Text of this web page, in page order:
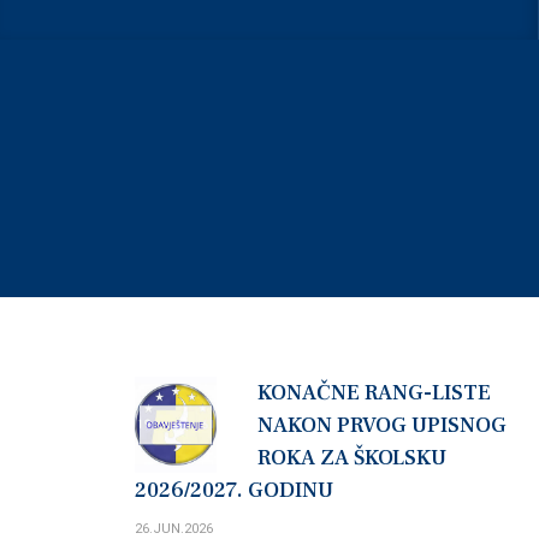
KONAČNE RANG-LISTE
NAKON PRVOG UPISNOG
ROKA ZA ŠKOLSKU
2026/2027. GODINU
26.JUN.2026